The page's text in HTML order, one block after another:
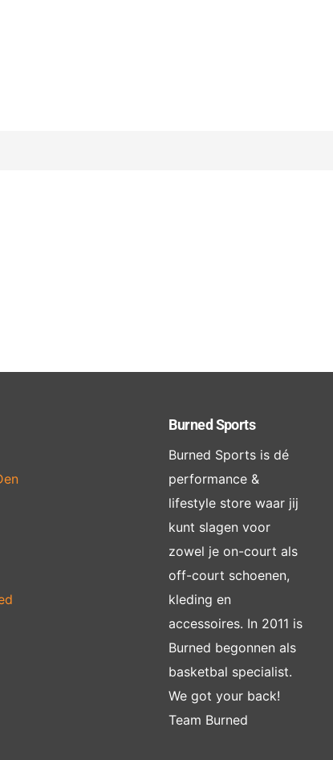
Burned Sports
Burned Sports is dé
performance &
lifestyle store waar jij
kunt slagen voor
zowel je on-court als
off-court schoenen,
kleding en
accessoires. In 2011 is
Burned begonnen als
basketbal specialist.
We got your back!
Team Burned